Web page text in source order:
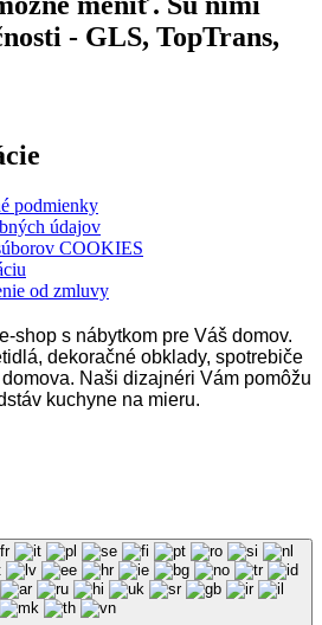
- GLS, TopTrans,
podmienky
údajov
COOKIES
od zmluvy
shop s nábytkom pre Váš domov.
dekoračné obklady, spotrebiče
Naši dizajnéri Vám pomôžu
kuchyne na mieru.